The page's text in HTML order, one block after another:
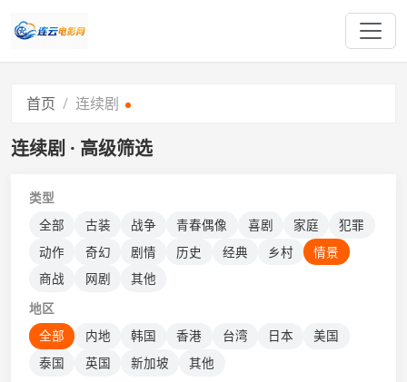
首页 连续剧
连续剧 · 高级筛选
类型
全部
古装 战争 青春偶像 喜剧 家庭
犯罪
动作
奇幻 剧情 历史 经典 乡村
情景
商战
网剧
其他
地区
全部
内地 韩国 香港 台湾 日本
美国
泰国
英国 新加坡
其他